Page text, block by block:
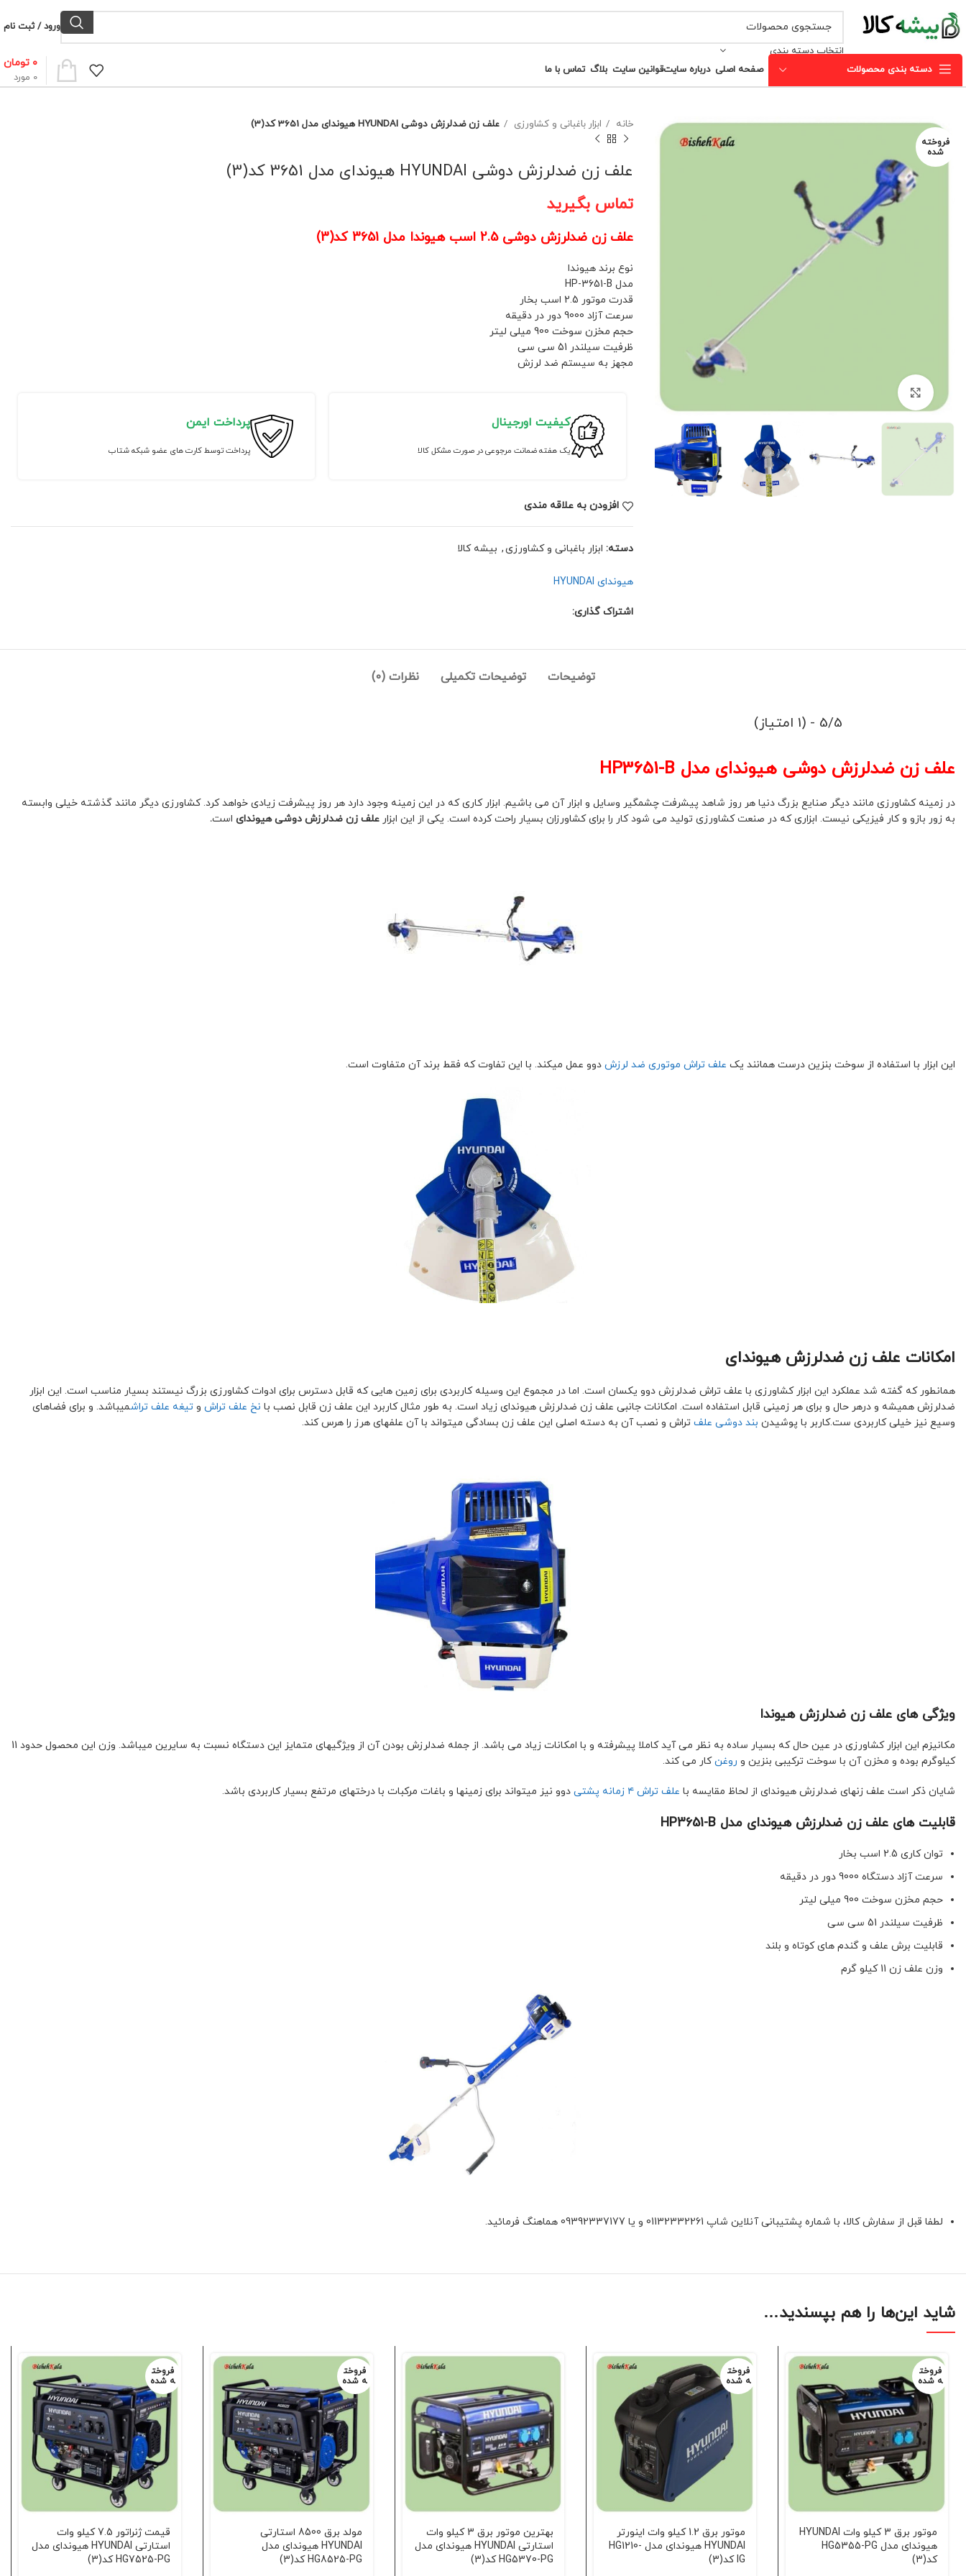
انتخاب دسته بندی
ورود / ثبت نام
دسته بندی محصولات صفحه اصلی درباره سایتقوانین سایت بلاگ تماس با ما
0 مورد
۰ تومان
فروخته
شده
خانه ابزار باغبانی و کشاورزی علف زن ضدلرزش دوشی HYUNDAI هیوندای مدل 3651 کد(3)
علف زن ضدلرزش دوشی HYUNDAI هیوندای مدل 3651 کد(3)
تماس بگیرید
علف زن ضدلرزش دوشی 2.5 اسب هیوندا مدل 3651 کد(3)
نوع برند هیوندا
مدل HP-3651-B
قدرت موتور 2.5 اسب بخار
سرعت آزاد 9000 دور در دقیقه
حجم مخزن سوخت 900 میلی لیتر
ظرفیت سیلندر 51 سی سی
مجهز به سیستم ضد لرزش
کیفیت اورجینال
یک هفته ضمانت مرجوعی در صورت مشکل کالا
پرداخت ایمن
پرداخت توسط کارت های عضو شبکه شتاب
افزودن به علاقه مندی
دسته: ابزار باغبانی و کشاورزی, بیشه کالا
هیوندای HYUNDAI
اشتراک گذاری:
توضیحات توضیحات تکمیلی نظرات (0)
5/5 - (1 امتیاز)
علف زن ضدلرزش دوشی هیوندای مدل HP3651-B
در زمینه کشاورزی مانند دیگر صنایع بزرگ دنیا هر روز شاهد پیشرفت چشمگیر وسایل و ابزار آن می باشیم. ابزار کاری که در این زمینه وجود دارد هر روز پیشرفت زیادی خواهد کرد. کشاورزی دیگر مانند گذشته خیلی وابسته
به زور بازو و کار فیزیکی نیست. ابزاری که در صنعت کشاورزی تولید می شود کار را برای کشاورزان بسیار راحت کرده است. یکی از این ابزار علف زن ضدلرزش دوشی هیوندای است.
این ابزار با استفاده از سوخت بنزین درست همانند یک علف تراش موتوری ضد لرزش دوو عمل میکند. با این تفاوت که فقط برند آن متفاوت است.
امکانات علف زن ضدلرزش هیوندای
همانطور که گفته شد عملکرد این ابزار کشاورزی با علف تراش ضدلرزش دوو یکسان است. اما در مجموع این وسیله کاربردی برای زمین هایی که قابل دسترس برای ادوات کشاورزی بزرگ نیستند بسیار مناسب است. این ابزار
ضدلرزش همیشه و درهر حال و برای هر زمینی قابل استفاده است. امکانات جانبی علف زن ضدلرزش هیوندای زیاد است. به طور مثال کاربرد این علف زن قابل نصب با نخ علف تراش و تیغه علف تراشمیباشد. و برای فضاهای
وسیع نیز خیلی کاربردی ست.کاربر با پوشیدن بند دوشی علف تراش و نصب آن به دسته اصلی این علف زن بسادگی میتواند با آن علفهای هرز را هرس کند.
ویژگی های علف زن ضدلرزش هیوندا
مکانیزم این ابزار کشاورزی در عین حال که بسیار ساده به نظر می آید کاملا پیشرفته و با امکانات زیاد می باشد. از جمله ضدلرزش بودن آن از ویژگیهای متمایز این دستگاه نسبت به سایرین میباشد. وزن این محصول حدود 11
کیلوگرم بوده و مخزن آن با سوخت ترکیبی بنزین و روغنکار می کند.
شایان ذکر است علف زنهای ضدلرزش هیوندای از لحاظ مقایسه با علف تراش ۴ زمانه پشتی دوو نیز میتواند برای زمینها و باغات مرکبات با درختهای مرتفع بسیار کاربردی باشد.
قابلیت های علف زن ضدلرزش هیوندای مدل HP3651-B
توان کاری 2.5 اسب بخار
سرعت آزاد دستگاه 9000 دور در دقیقه
حجم مخزن سوخت 900 میلی لیتر
ظرفیت سیلندر 51 سی سی
قابلیت برش علف و گندم های کوتاه و بلند
وزن علف زن 11 کیلو گرم
لطفا قبل از سفارش کالا، با شماره پشتیبانی آنلاین شاپ 01132332261 و یا 09392337177 هماهنگ فرمائید.
شاید این‌ها را هم بپسندید…
فروخت
ه شده
موتور برق 3 کیلو وات HYUNDAI
هیوندای مدل HG5355-PG
کد(3)
فروخت
ه شده
موتور برق 1.2 کیلو وات اینورتر
HYUNDAI هیوندای مدل HG1210-
IG کد(3)
بهترین موتور برق 3 کیلو وات
استارتی HYUNDAI هیوندای مدل
HG5370-PG کد(3)
فروخت
ه شده
مولد برق 8500 استارتی
HYUNDAI هیوندای مدل
HG8525-PG کد(3)
فروخت
ه شده
قیمت ژنراتور 7.5 کیلو وات
استارتی HYUNDAI هیوندای مدل
HG7525-PG کد(3)